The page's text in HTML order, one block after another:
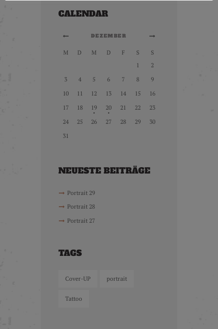
CALENDAR
DEZEMBER
M D M D F S
S
1
2
3
4 5 6 7 8
9
10
11 12 13 14 15
16
17
18 19 20 21 22
23
24
25 26 27 28 29
30
31
NEUESTE BEITRÄGE
Portrait 29
Portrait 28
Portrait 27
TAGS
Cover-UP portrait
Tattoo